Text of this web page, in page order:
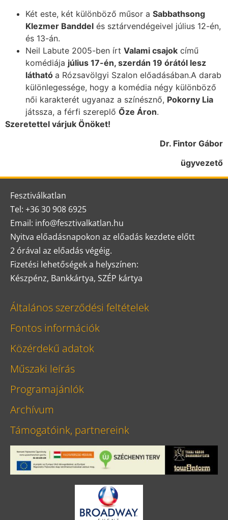
Két este, két különböző műsor a Sabbathsong
Klezmer Banddel és sztárvendégeivel július 12-én,
és 13-án.
Neil Labute 2005-ben írt Valami csajok című
komédiája július 17-én, szerdán 19 órától lesz
látható a Rózsavölgyi Szalon előadásában.A darab
különlegessége, hogy a komédia négy különböző
női karakterét ugyanaz a színésznő, Pokorny Lia
játssza, a férfi szereplő Őze Áron.
Szeretettel várjuk Önöket!
Dr. Fintor Gábor
ügyvezető
Fesztiválkatlan
Tel: +36 30 908 6925
Email: info@fesztivalkatlan.hu
Nyitva előadásnapokon az előadás kezdete előtt
2 órával az előadás végéig.
Fizetési lehetőségek a helyszínen:
Készpénz, Bankkártya, SZÉP kártya
Általános szerződési feltételek
Fontos információk
Közérdekű adatok
Műszaki leírás
Programajánlók
Archívum
Támogatóink, partnereink